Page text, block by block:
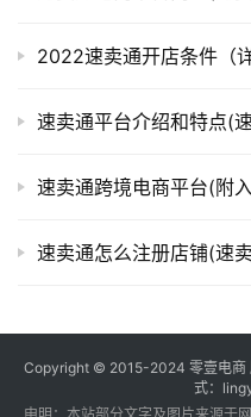
2022速卖通开店条件（
速卖通平台介绍和特点(
速卖通跨境电商平台(附
速卖通怎么注册店铺(速
Copyright © 2015-2024 零壹电商
式：